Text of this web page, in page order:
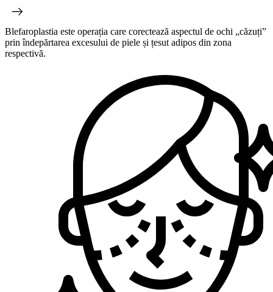
Blefaroplastia este operația care corectează aspectul de ochi „căzuți”
prin îndepărtarea excesului de piele și țesut adipos din zona
respectivă.